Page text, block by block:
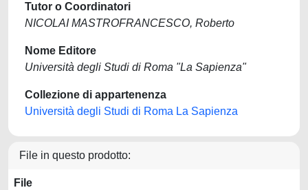
Tutor o Coordinatori
NICOLAI MASTROFRANCESCO, Roberto
Nome Editore
Università degli Studi di Roma "La Sapienza"
Collezione di appartenenza
Università degli Studi di Roma La Sapienza
File in questo prodotto:
File